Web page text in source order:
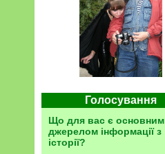
Голосування
Що для вас є основним
джерелом інформації з
історії?